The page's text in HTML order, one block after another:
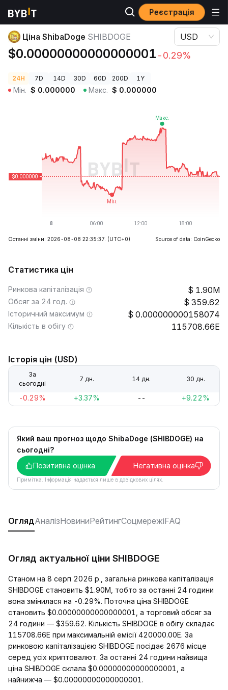
Реєстрація
Ціни криптовалют Ціна ShibaDoge SHIBDOGE
Ціна ShibaDoge SHIBDOGE
$0.00000000000000001 -0.29%
USD
24H 7D 14D 30D 60D 200D 1Y
Мін. $ 0.000000 Макс. $ 0.000000
Останні зміни: 2026-08-08 22:35:37. (UTC+0) Source of data: CoinGecko
Статистика цін
Ринкова капіталізація 1.90M
Обсяг за 24 год. 359.62
Історичний максимум 0.000000000158074
Кількість в обігу 115708.66E
Історія цін (USD)
За
сьогодні
7 дн. 14 дн. 30 дн.
-0.29% +3.37% -- +9.22%
Який ваш прогноз щодо ShibaDoge (SHIBDOGE) на
сьогодні?
Позитивна оцінка
Негативна оцінка
Примітка. Інформація надається лише в довідкових цілях.
ОглядАналізНовиниРейтингСоцмережіFAQ
Огляд актуальної ціни SHIBDOGE
Станом на 8 серп 2026 р., загальна ринкова капіталізація
SHIBDOGE становить $1.90M, тобто за останні 24 години
вона змінилася на -0.29%. Поточна ціна SHIBDOGE
становить $0.00000000000000001, а торговий обсяг за
24 години — $359.62. Кількість SHIBDOGE в обігу складає
115708.66E при максимальній емісії 420000.00E. За
ринковою капіталізацією SHIBDOGE посідає 2676 місце
серед усіх криптовалют. За останні 24 години найвища
ціна SHIBDOGE склала $0.00000000000000001, а
найнижча — $0.00000000000000001.